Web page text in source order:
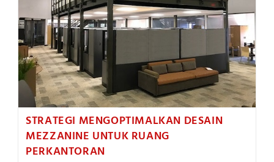
STRATEGI MENGOPTIMALKAN DESAIN
MEZZANINE UNTUK RUANG
PERKANTORAN